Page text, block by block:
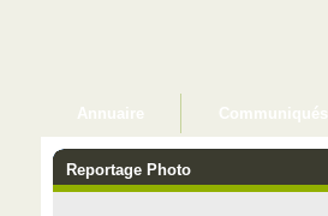
Annuaire Communiqués
Reportage Photo